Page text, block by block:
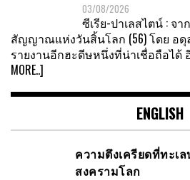
03/08/2026
ซีเรีย-ปาเลสไตน์ : จ
สัญญาณแห่งวันสิ้นโลก (56) โดย อดุ
รายงานอีกฮะดีษหนึ่งที่น่าเชื่อถือได้
MORE..]
ENGLISH
ความตึงเครียดที่ทะเ
สงครามโลก